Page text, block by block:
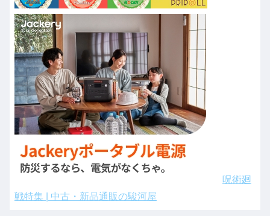
呪術廻
戦特集 | 中古・新品通販の駿河屋